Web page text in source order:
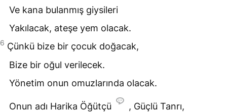
Ve kana bulanmış giysileri
Yakılacak, ateşe yem olacak.
6 Çünkü bize bir çocuk doğacak,
Bize bir oğul verilecek.
Yönetim onun omuzlarında olacak.
Onun adı Harika Öğütçü
, Güçlü Tanrı,